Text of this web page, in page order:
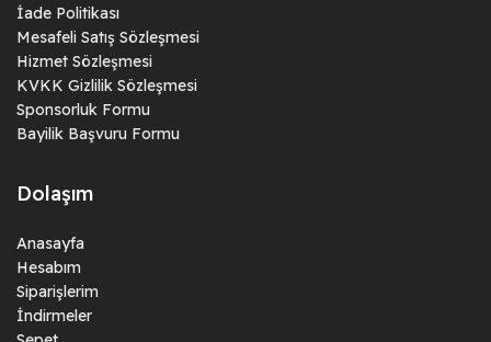
İade Politikası
Mesafeli Satış Sözleşmesi
Hizmet Sözleşmesi
KVKK Gizlilik Sözleşmesi
Sponsorluk Formu
Bayilik Başvuru Formu
Dolaşım
Anasayfa
Hesabım
Siparişlerim
İndirmeler